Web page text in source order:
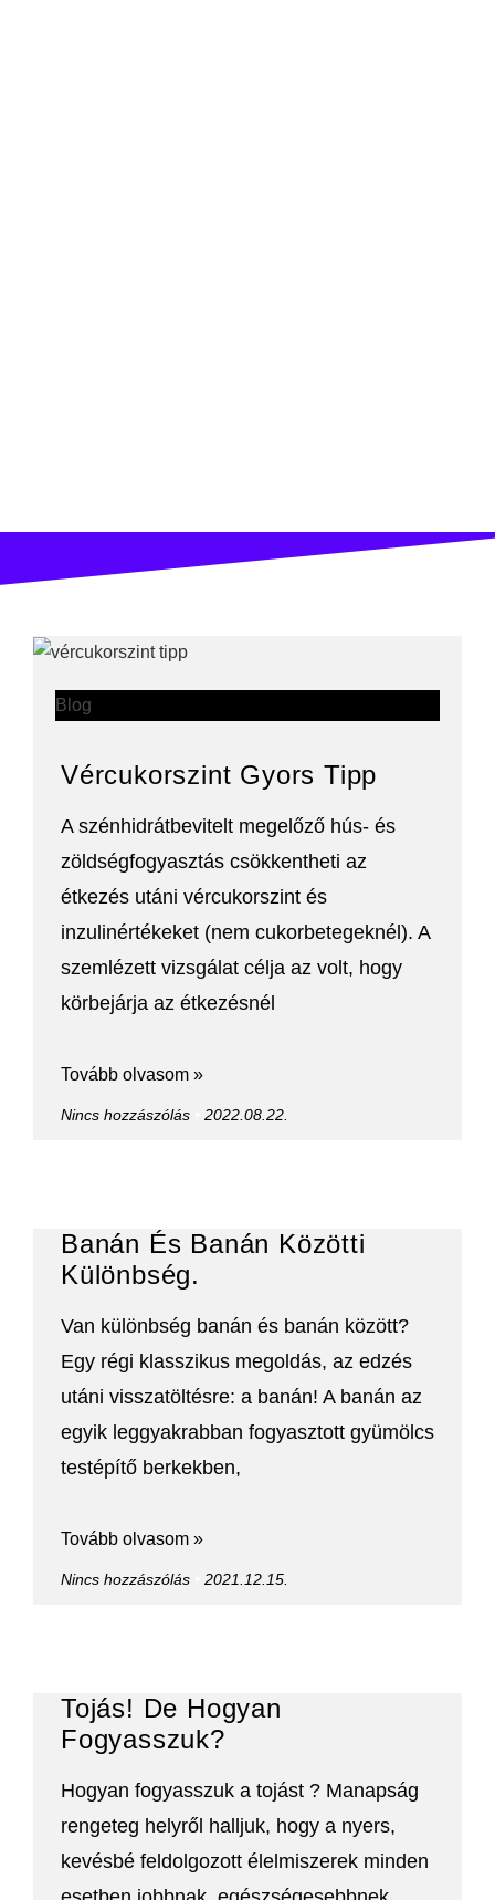
Blog
Vércukorszint Gyors Tipp
A szénhidrátbevitelt megelőző hús- és
zöldségfogyasztás csökkentheti az
étkezés utáni vércukorszint és
inzulinértékeket (nem cukorbetegeknél). A
szemlézett vizsgálat célja az volt, hogy
körbejárja az étkezésnél
Tovább olvasom »
Nincs hozzászólás 2022.08.22.
Banán És Banán Közötti
Különbség.
Van különbség banán és banán között?
Egy régi klasszikus megoldás, az edzés
utáni visszatöltésre: a banán! A banán az
egyik leggyakrabban fogyasztott gyümölcs
testépítő berkekben,
Tovább olvasom »
Nincs hozzászólás 2021.12.15.
Tojás! De Hogyan
Fogyasszuk?
Hogyan fogyasszuk a tojást ? Manapság
rengeteg helyről halljuk, hogy a nyers,
kevésbé feldolgozott élelmiszerek minden